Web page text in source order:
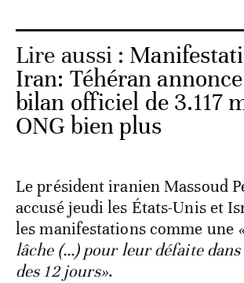
Lire aussi :
Iran: Téhéran
bilan officiel de 3.117
ONG bien plus
Le président iranien Massoud
accusé jeudi les États-Unis et
les manifestations comme une
lâche (…) pour leur défaite
des 12 jours».